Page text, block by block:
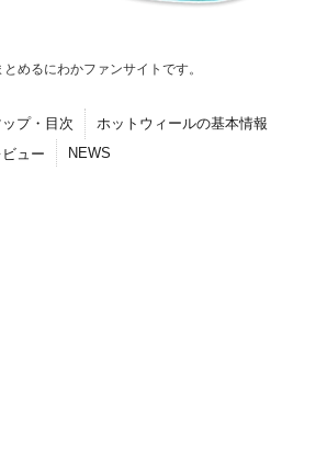
めるにわかファンサイトです。
プ・目次
ホットウィールの基本情報
ビュー NEWS